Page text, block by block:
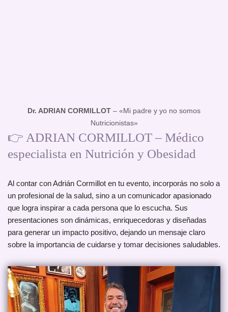
Dr. ADRIAN CORMILLOT – «Mi padre y yo no somos
Nutricionistas»
👉 ADRIAN CORMILLOT – Médico
especialista en Nutrición y Obesidad
Al contar con Adrián Cormillot en tu evento, incorporás no solo a
un profesional de la salud, sino a un comunicador apasionado
que logra inspirar a cada persona que lo escucha. Sus
presentaciones son dinámicas, enriquecedoras y diseñadas
para generar un impacto positivo, dejando un mensaje claro
sobre la importancia de cuidarse y tomar decisiones saludables.